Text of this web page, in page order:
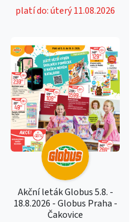
platí do: úterý 11.08.2026
Akční leták Globus 5.8. -
18.8.2026 - Globus Praha -
Čakovice